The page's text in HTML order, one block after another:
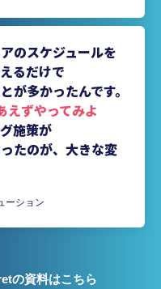
のスケジュールを
るだけで
が多かったんです。
えずやってみよ
施策が
たのが、大きな変
ーション
の資料はこちら